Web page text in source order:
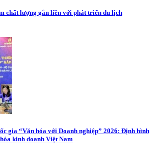
chất lượng gắn liền với phát triển du lịch
gia “Văn hóa với Doanh nghiệp” 2026: Định hình
kinh doanh Việt Nam